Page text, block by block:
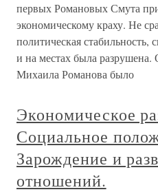
первых Романовых Смута
экономическому краху. Не
политическая стабильность,
и на местах была
Михаила Романова было
Экономическое
Социальное
Зарождение и
отношений.